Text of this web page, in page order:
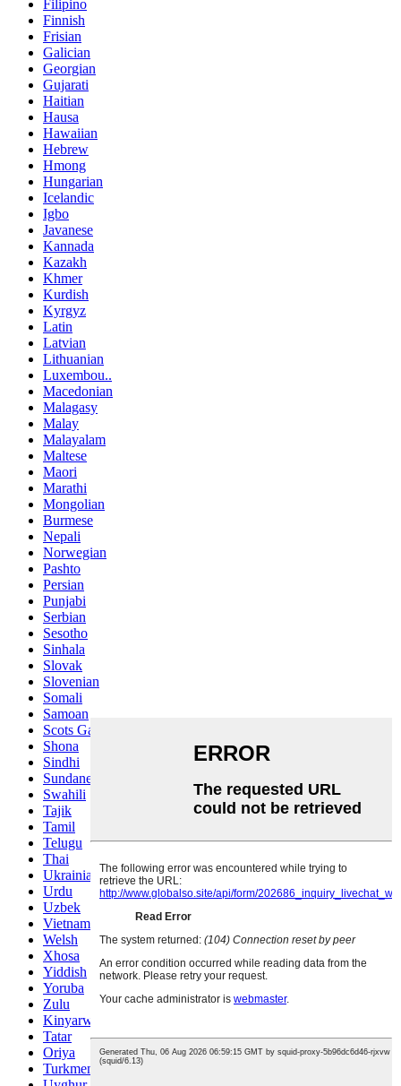
Filipino
Finnish
Frisian
Galician
Georgian
Gujarati
Haitian
Hausa
Hawaiian
Hebrew
Hmong
Hungarian
Icelandic
Igbo
Javanese
Kannada
Kazakh
Khmer
Kurdish
Kyrgyz
Latin
Latvian
Lithuanian
Luxembou..
Macedonian
Malagasy
Malay
Malayalam
Maltese
Maori
Marathi
Mongolian
Burmese
Nepali
Norwegian
Pashto
Persian
Punjabi
Serbian
Sesotho
Sinhala
Slovak
Slovenian
Somali
Samoan
Scots Gaelic
Shona
Sindhi
Sundanese
Swahili
Tajik
Tamil
Telugu
Thai
Ukrainian
Urdu
Uzbek
Vietnamese
Welsh
Xhosa
Yiddish
Yoruba
Zulu
Kinyarwanda
Tatar
Oriya
Turkmen